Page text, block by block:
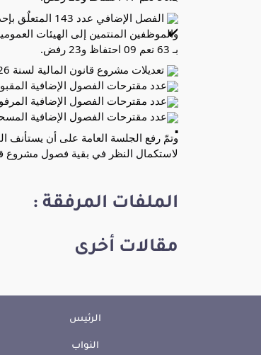
الفصل
والموظفين المنتمين إلى الهيئات
بـ 63 نعم 09 احتفاظ و23 رفض.
تعديلات مشروع قانون المالية لسنة 2026
عدد مقترحات الفصول الإضافية
عدد مقترحات الفصول الإضافية
عدد مقترحات الفصول الإضافية
لاستكمال النظر في بقية فصول مشروع قانون المالية لسنة
الملفات المرفقة :
مقالات أخرى
الرئيس
النواب